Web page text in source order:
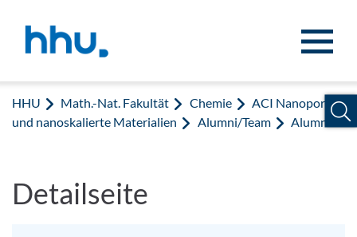
HHU Math.-Nat. Fakultät Chemie
ACI Nanoporöse
und nanoskalierte Materialien
Alumni/Team Alumni
Detailseite